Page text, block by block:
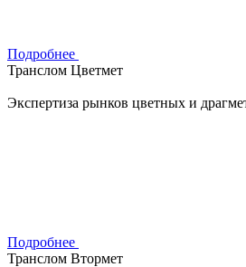
Подробнее
Транслом Цветмет
Экспертиза рынков цветных и
Подробнее
Транслом Втормет